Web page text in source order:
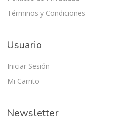
Términos y Condiciones
Usuario
Iniciar Sesión
Mi Carrito
Newsletter